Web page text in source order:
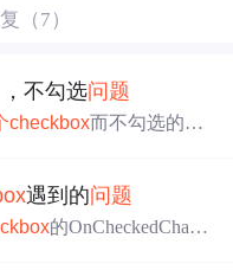
（7）
不勾选问题
checkbox而不勾选的问
checkbox的checked。
文件错误排查,['R语
遇到的问题
的OnCheckedChang